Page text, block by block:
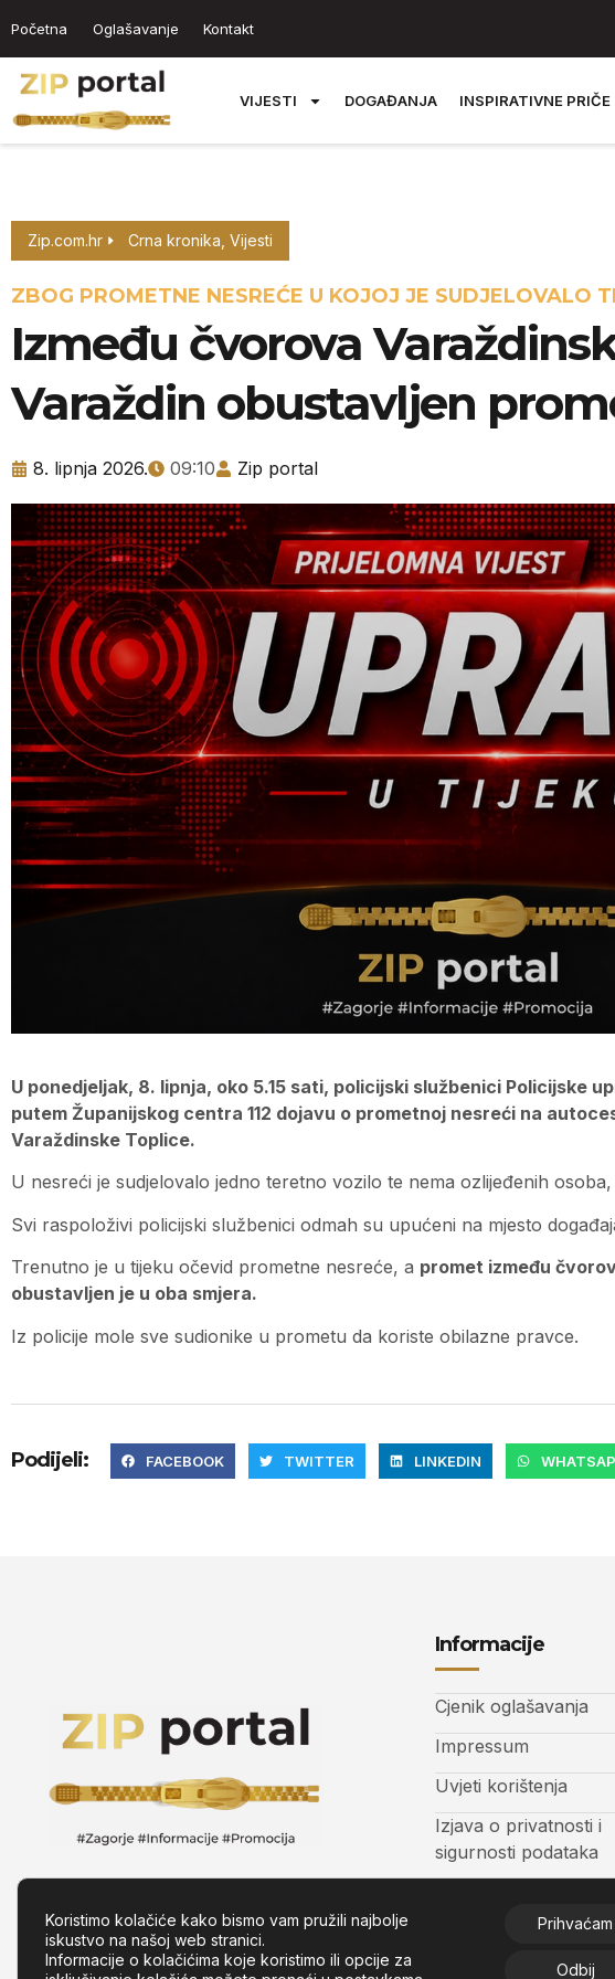
Početna Oglašavanje Kontakt
VIJESTI DOGAĐANJA INSPIRATIVNE PRIČE
Zip.com.hr Crna kronika Vijesti
ZBOG PROMETNE NESREĆE U KOJOJ JE SUDJELOVALO
Između čvorova
Varaždin obustavljen
8. lipnja 2026. 09:10 Zip portal
U ponedjeljak, 8. lipnja, oko 5.15 sati, policijski službenici Policijske
putem Županijskog centra 112 dojavu o prometnoj nesreći na
Varaždinske Toplice.
U nesreći je sudjelovalo jedno teretno vozilo te nema ozlijeđenih
Svi raspoloživi policijski službenici odmah su upućeni na mjesto
Trenutno je u tijeku očevid prometne nesreće, a promet između
obustavljen je u oba smjera.
Iz policije mole sve sudionike u prometu da koriste obilazne pravce.
Podijeli: FACEBOOK TWITTER LINKEDIN
Informacije
Cjenik oglašavanja
Impressum
Uvjeti korištenja
Izjava o privatnosti i
sigurnosti podataka
Koristimo kolačiće kako bismo vam pružili najbolje
iskustvo na našoj web stranici.
Informacije o kolačićima koje koristimo ili opcije za
Prihvaćam
Odbij